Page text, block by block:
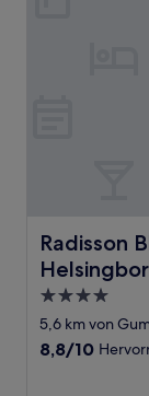
Radisson
Radisson
4.0-
Sterne-
Unterkunft
5,6 km von
8.8
8,8/10